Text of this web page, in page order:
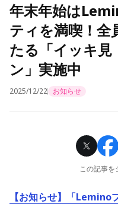
年末年始は
ティを満喫！全
たる「イッキ見
ン」実施中
2025/12/22 お知らせ
この記事を
【お知らせ】「Lemino